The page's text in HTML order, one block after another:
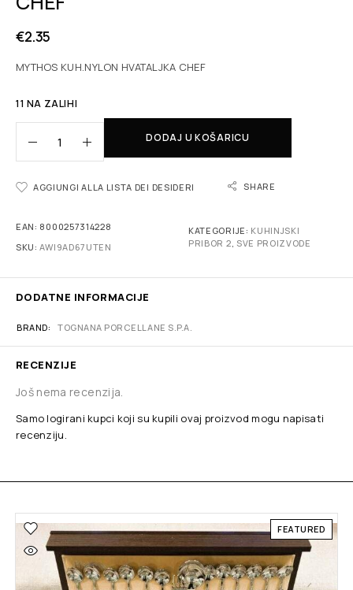
€2.35
MYTHOS KUH.NYLON HVATALJKA CHEF
11 NA ZALIHI
DODAJ U KOŠARICU
AGGIUNGI ALLA LISTA DEI DESIDERI SHARE
EAN: 8000257314228
SKU:AWI9AD67UTEN
KATEGORIJE: KUHINJSKI
PRIBOR 2, SVE PROIZVODE
DODATNE INFORMACIJE
BRAND TOGNANA PORCELLANE S.P.A.
RECENZIJE
Još nema recenzija.
Samo logirani kupci koji su kupili ovaj proizvod mogu napisati
recenziju.
FEATURED